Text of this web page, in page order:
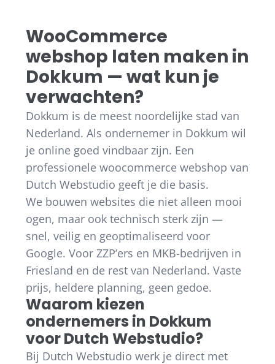
WooCommerce
webshop laten maken in
Dokkum — wat kun je
verwachten?
Dokkum is de meest noordelijke stad van
Nederland. Als ondernemer in Dokkum wil
je online goed vindbaar zijn. Een
professionele woocommerce webshop van
Dutch Webstudio geeft je die basis.
We bouwen websites die niet alleen mooi
ogen, maar ook technisch sterk zijn —
snel, veilig en geoptimaliseerd voor
Google. Voor ZZP’ers en MKB-bedrijven in
Friesland en de rest van Nederland. Vaste
prijs, heldere planning, geen gedoe.
Waarom kiezen
ondernemers in Dokkum
voor Dutch Webstudio?
Bij Dutch Webstudio werk je direct met